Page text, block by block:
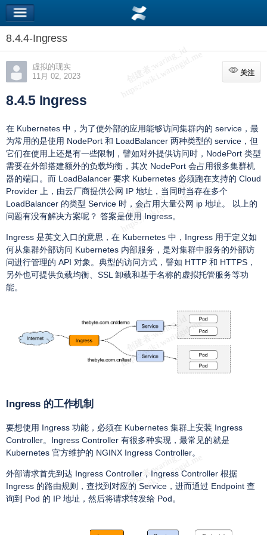
8.4.4-Ingress
虚拟的现实
11月 02, 2023
关注
关注
8.4.5 Ingress
在 Kubernetes 中，为了使外部的应用能够访问集群内的 service，最
为常用的是使用 NodePort 和 LoadBalancer 两种类型的 service，但
它们在使用上还是有一些限制，譬如对外提供访问时，NodePort 类型
需要在外部搭建额外的负载均衡，其次 NodePort 会占用很多集群机
器的端口。而 LoadBalancer 要求 Kubernetes 必须跑在支持的 Cloud
Provider 上，由云厂商提供公网 IP 地址，当同时当存在多个
LoadBalancer 的类型 Service 时，会占用大量公网 ip 地址。 以上的
问题有没有解决方案呢？ 答案是使用 Ingress。
Ingress 是英文入口的意思，在 Kubernetes 中，Ingress 用于定义如
何从集群外部访问 Kubernetes 内部服务，是对集群中服务的外部访
问进行管理的 API 对象。典型的访问方式，譬如 HTTP 和 HTTPS，
另外也可提供负载均衡、SSL 卸载和基于名称的虚拟托管服务等功
能。
Ingress 的工作机制
要想使用 Ingress 功能，必须在 Kubernetes 集群上安装 Ingress
Controller。Ingress Controller 有很多种实现，最常见的就是
Kubernetes 官方维护的 NGINX Ingress Controller。
外部请求首先到达 Ingress Controller，Ingress Controller 根据
Ingress 的路由规则，查找到对应的 Service，进而通过 Endpoint 查
询到 Pod 的 IP 地址，然后将请求转发给 Pod。